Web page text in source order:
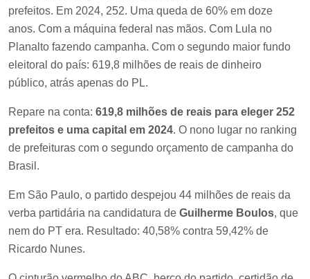
prefeitos. Em 2024, 252. Uma queda de 60% em doze
anos. Com a máquina federal nas mãos. Com Lula no
Planalto fazendo campanha. Com o segundo maior fundo
eleitoral do país: 619,8 milhões de reais de dinheiro
público, atrás apenas do PL.
Repare na conta: 619,8 milhões de reais para eleger 252
prefeitos e uma capital em 2024. O nono lugar no ranking
de prefeituras com o segundo orçamento de campanha do
Brasil.
Em São Paulo, o partido despejou 44 milhões de reais da
verba partidária na candidatura de Guilherme Boulos, que
nem do PT era. Resultado: 40,58% contra 59,42% de
Ricardo Nunes.